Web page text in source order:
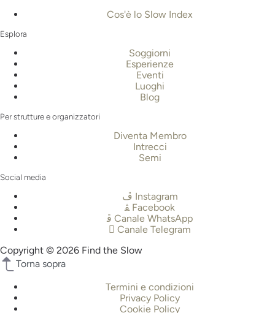
Cos'è lo Slow Index
Esplora
Soggiorni
Esperienze
Eventi
Luoghi
Blog
Per strutture e organizzatori
Diventa Membro
Intrecci
Semi
Social media
Instagram
Facebook
Canale WhatsApp
Canale Telegram
Copyright © 2026 Find the Slow
Torna sopra
Termini e condizioni
Privacy Policy
Cookie Policy